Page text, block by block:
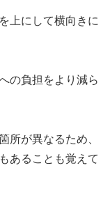
上にして横向きに
の負担をより減ら
所が異なるため、
あることも覚えて